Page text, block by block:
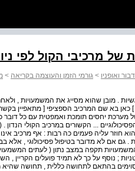
של מרכיבי הקול לפי
ואופניו > גורמי הזמן והעוצמה בקריאה >
. מובן שהוא מסייג את המשמעויות ,
כאן בא שם המרכיב הספציפי [ מתאפיין
מערכת יחסים תומכת ואמפטית עם כל דובר
חוזר עליה פעמים כה רבות : אף מרכיב
גם אם לא מדובר בטיפול פסיכולוגי , אלא
תקפה במצב נתון ( לעתים
; נוסף על כך לא תמיד פועלים הקריין ,
בהתאם לתחושה כללית , תחושה שהיא